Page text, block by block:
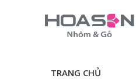
TRANG CHỦ